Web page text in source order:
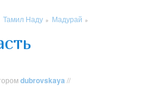
Тамил Наду » Мадурай »
dubrovskaya //